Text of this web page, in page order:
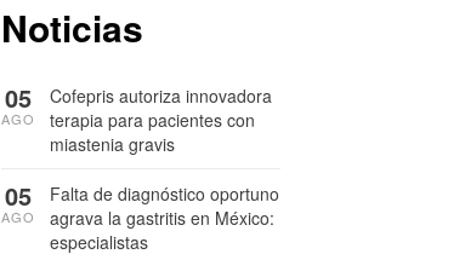
Noticias
Cofepris autoriza innovadora
terapia para pacientes con
miastenia gravis
05
AGO
Falta de diagnóstico oportuno
agrava la gastritis en México:
especialistas
05
AGO